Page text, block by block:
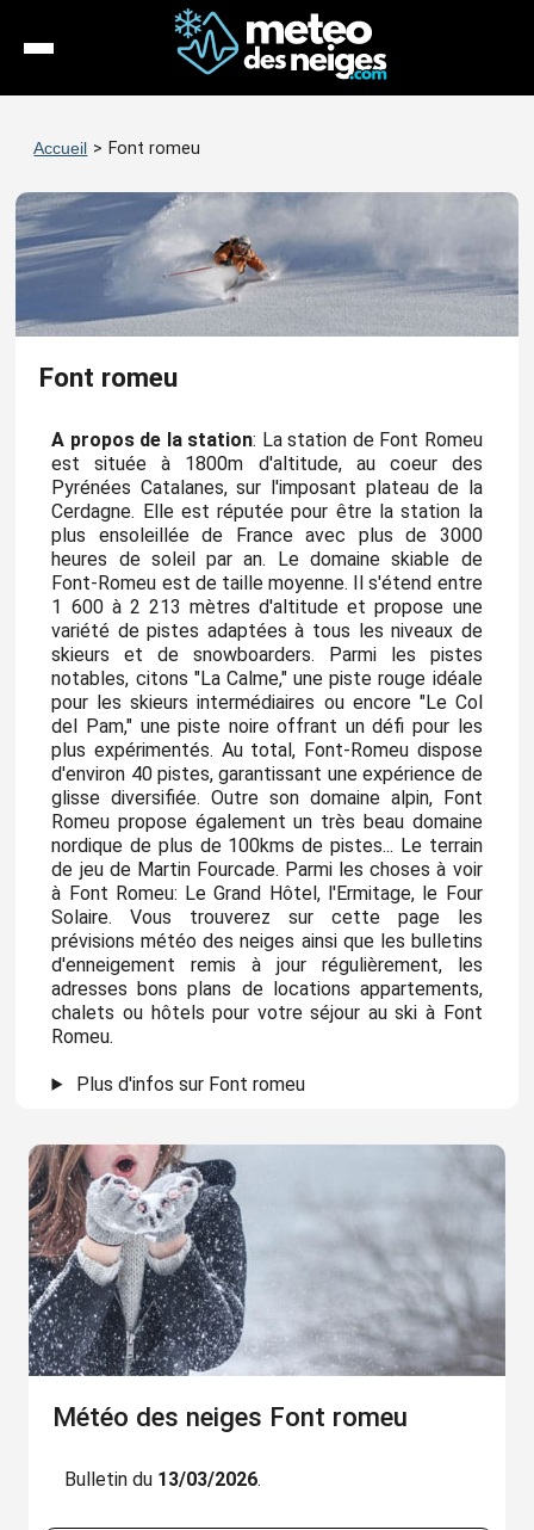
Stations
Webcams
Accueil > Font romeu
Font romeu
A propos de la station: La station de Font Romeu
est située à 1800m d'altitude, au coeur des
Pyrénées Catalanes, sur l'imposant plateau de la
Cerdagne. Elle est réputée pour être la station la
plus ensoleillée de France avec plus de 3000
heures de soleil par an. Le domaine skiable de
Font-Romeu est de taille moyenne. Il s'étend entre
1 600 à 2 213 mètres d'altitude et propose une
variété de pistes adaptées à tous les niveaux de
skieurs et de snowboarders. Parmi les pistes
notables, citons "La Calme," une piste rouge idéale
pour les skieurs intermédiaires ou encore "Le Col
del Pam," une piste noire offrant un défi pour les
plus expérimentés. Au total, Font-Romeu dispose
d'environ 40 pistes, garantissant une expérience de
glisse diversifiée. Outre son domaine alpin, Font
Romeu propose également un très beau domaine
nordique de plus de 100kms de pistes... Le terrain
de jeu de Martin Fourcade. Parmi les choses à voir
à Font Romeu: Le Grand Hôtel, l'Ermitage, le Four
Solaire. Vous trouverez sur cette page les
prévisions météo des neiges ainsi que les bulletins
d'enneigement remis à jour régulièrement, les
adresses bons plans de locations appartements,
chalets ou hôtels pour votre séjour au ski à Font
Romeu.
Plus d'infos sur Font romeu
Météo des neiges Font romeu
Bulletin du 13/03/2026.